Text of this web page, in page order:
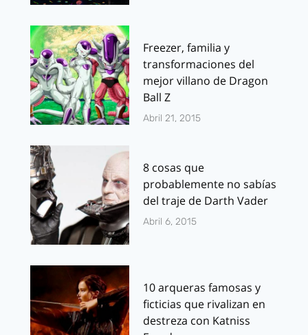
Freezer, familia y
transformaciones del
mejor villano de Dragon
Ball Z
Abril 21, 2015
8 cosas que
probablemente no sabías
del traje de Darth Vader
Abril 6, 2015
10 arqueras famosas y
ficticias que rivalizan en
destreza con Katniss